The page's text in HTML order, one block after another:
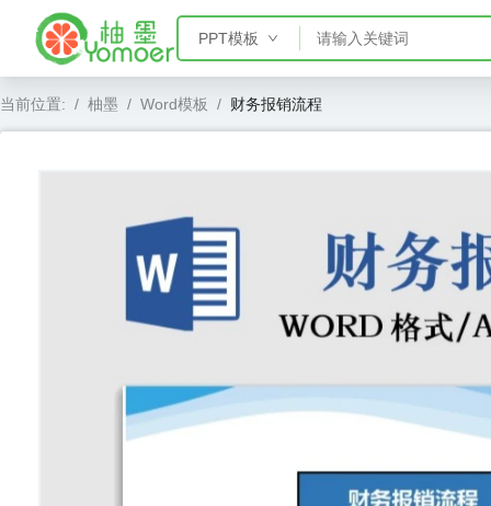
PPT模板
当前位置: / 柚墨 / Word模板 / 财务报销流程